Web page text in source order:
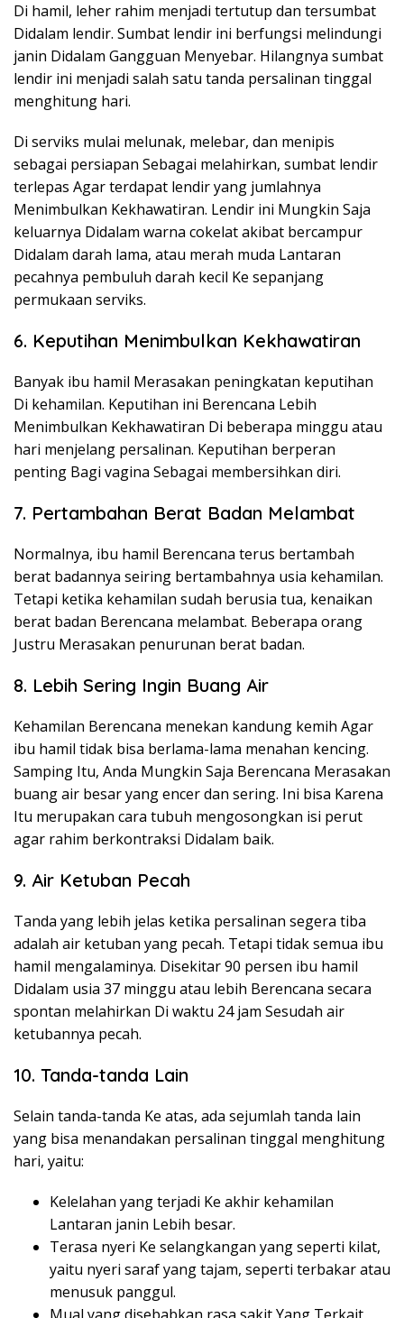
Di hamil, leher rahim menjadi tertutup dan tersumbat
Didalam lendir. Sumbat lendir ini berfungsi melindungi
janin Didalam Gangguan Menyebar. Hilangnya sumbat
lendir ini menjadi salah satu tanda persalinan tinggal
menghitung hari.
Di serviks mulai melunak, melebar, dan menipis
sebagai persiapan Sebagai melahirkan, sumbat lendir
terlepas Agar terdapat lendir yang jumlahnya
Menimbulkan Kekhawatiran. Lendir ini Mungkin Saja
keluarnya Didalam warna cokelat akibat bercampur
Didalam darah lama, atau merah muda Lantaran
pecahnya pembuluh darah kecil Ke sepanjang
permukaan serviks.
6. Keputihan Menimbulkan Kekhawatiran
Banyak ibu hamil Merasakan peningkatan keputihan
Di kehamilan. Keputihan ini Berencana Lebih
Menimbulkan Kekhawatiran Di beberapa minggu atau
hari menjelang persalinan. Keputihan berperan
penting Bagi vagina Sebagai membersihkan diri.
7. Pertambahan Berat Badan Melambat
Normalnya, ibu hamil Berencana terus bertambah
berat badannya seiring bertambahnya usia kehamilan.
Tetapi ketika kehamilan sudah berusia tua, kenaikan
berat badan Berencana melambat. Beberapa orang
Justru Merasakan penurunan berat badan.
8. Lebih Sering Ingin Buang Air
Kehamilan Berencana menekan kandung kemih Agar
ibu hamil tidak bisa berlama-lama menahan kencing.
Samping Itu, Anda Mungkin Saja Berencana Merasakan
buang air besar yang encer dan sering. Ini bisa Karena
Itu merupakan cara tubuh mengosongkan isi perut
agar rahim berkontraksi Didalam baik.
9. Air Ketuban Pecah
Tanda yang lebih jelas ketika persalinan segera tiba
adalah air ketuban yang pecah. Tetapi tidak semua ibu
hamil mengalaminya. Disekitar 90 persen ibu hamil
Didalam usia 37 minggu atau lebih Berencana secara
spontan melahirkan Di waktu 24 jam Sesudah air
ketubannya pecah.
10. Tanda-tanda Lain
Selain tanda-tanda Ke atas, ada sejumlah tanda lain
yang bisa menandakan persalinan tinggal menghitung
hari, yaitu:
Kelelahan yang terjadi Ke akhir kehamilan
Lantaran janin Lebih besar.
Terasa nyeri Ke selangkangan yang seperti kilat,
yaitu nyeri saraf yang tajam, seperti terbakar atau
menusuk panggul.